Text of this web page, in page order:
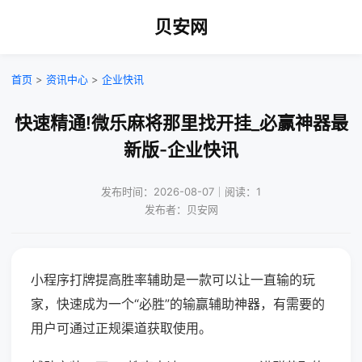
贝安网
首页 > 资讯中心 > 企业快讯
快速精通!微乐麻将那里找开挂_必赢神器最
新版-企业快讯
发布时间：2026-08-07｜阅读：1
发布者：贝安网
小程序打牌提高胜率辅助是一款可以让一直输的玩
家，快速成为一个“必胜”的输赢辅助神器，有需要的
用户可通过正规渠道获取使用。